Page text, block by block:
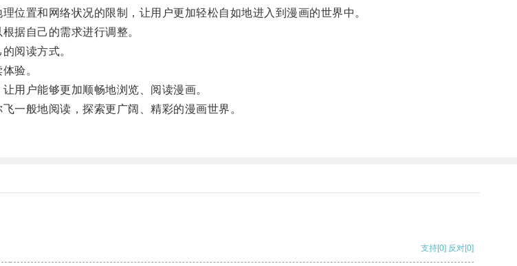
置和网络状况的限制，让用户更加轻松自如地进入到漫画的世界中。
据自己的需求进行调整。
阅读方式。
验。
户能够更加顺畅地浏览、阅读漫画。
般地阅读，探索更广阔、精彩的漫画世界。
支持[0] 反对[0]